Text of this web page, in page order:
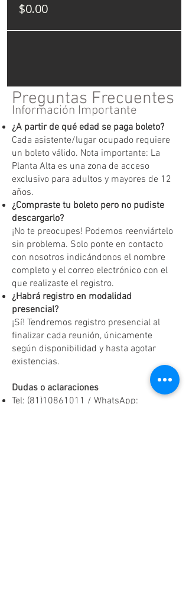
$0.00
Preguntas Frecuentes
Información Importante
¿A partir de qué edad se paga boleto?
Cada asistente/lugar ocupado requiere
un boleto válido. Nota importante: La
Planta Alta es una zona de acceso
exclusivo para adultos y mayores de 12
años.
¿Compraste tu boleto pero no pudiste
descargarlo?
¡No te preocupes! Podemos reenviártelo
sin problema. Solo ponte en contacto
con nosotros indicándonos el nombre
completo y el correo electrónico con el
que realizaste el registro.
¿Habrá registro en modalidad
presencial?
¡Sí! Tendremos registro presencial al
finalizar cada reunión, únicamente
según disponibilidad y hasta agotar
existencias.
Dudas o aclaraciones
Tel: (81)10861011 / WhatsApp: